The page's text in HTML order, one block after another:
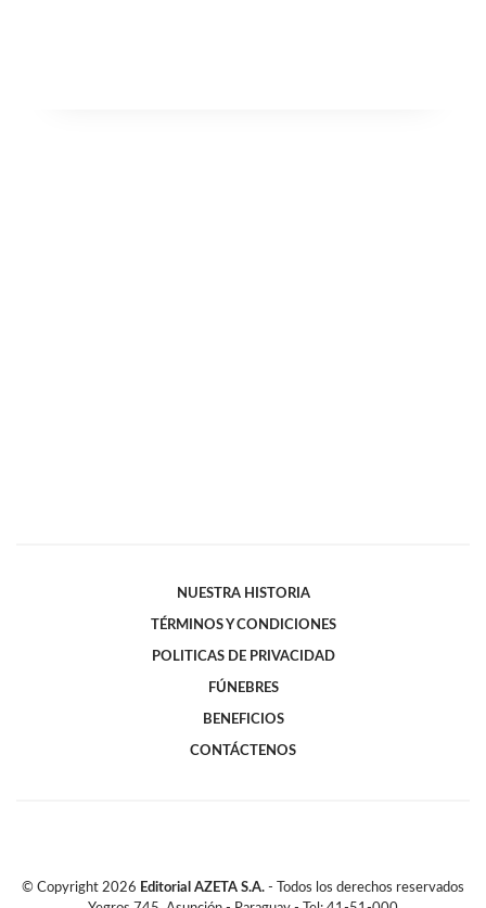
NUESTRA HISTORIA
TÉRMINOS Y CONDICIONES
POLITICAS DE PRIVACIDAD
FÚNEBRES
BENEFICIOS
CONTÁCTENOS
© Copyright 2026 Editorial AZETA S.A. - Todos los derechos reservados